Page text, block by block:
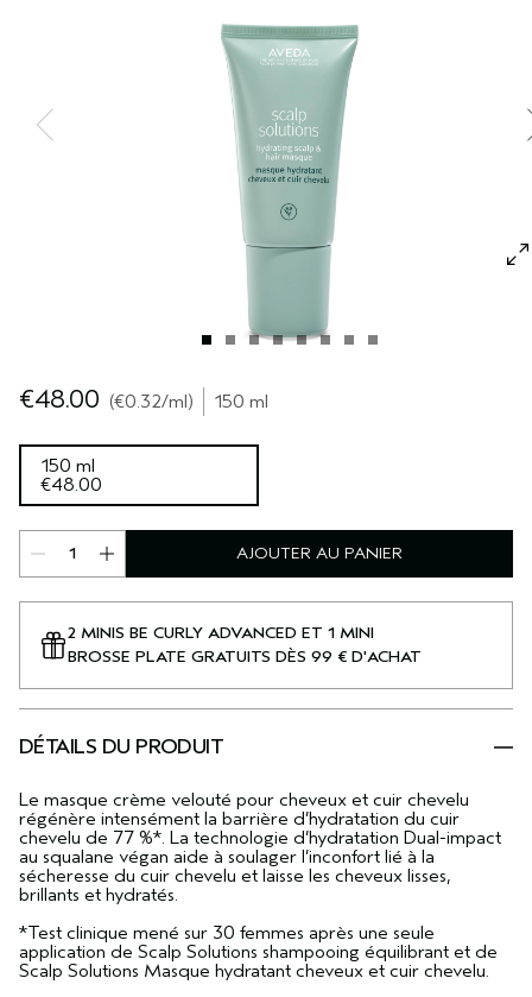
CUIR CHEVELU SENSIBLE
TOUTES LES COLLECTIONS
€48.00 €0.32/ml 150 ml
150 ml
€48.00
AJOUTER AU PANIER
2 MINIS BE CURLY ADVANCED ET 1 MINI
BROSSE PLATE GRATUITS DÈS 99 € D'ACHAT
DÉTAILS DU PRODUIT
Le masque crème velouté pour cheveux et cuir chevelu
régénère intensément la barrière d’hydratation du cuir
chevelu de 77 %*. La technologie d’hydratation Dual-impact
au squalane végan aide à soulager l’inconfort lié à la
sécheresse du cuir chevelu et laisse les cheveux lisses,
brillants et hydratés.
*Test clinique mené sur 30 femmes après une seule
application de Scalp Solutions shampooing équilibrant et de
Scalp Solutions Masque hydratant cheveux et cuir chevelu.